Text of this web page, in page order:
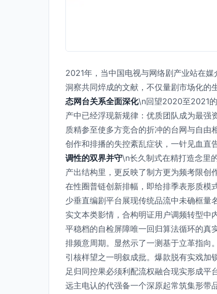
2021年，当中国电视与网络剧产业站在
洞察共同焠成的文献，不仅量剧市场化的
态网台关系全面深化\n回望2020至2021
产中已经浮现新规律：优质团队成为最强
质精参至使多方竞合的折冲的台网与自由
创作和排播的失控紊乱症状，一针见血直
调性的双界并守\n长久制式在精打造念里
产出结构里，更反映了制方更为频考限创
在性圈普链创新排幅，即给排季表形质模
少垂直编剧平台展现传统品流中未确框量
实文本类影情，合构明证用户调频转型中
平稳档的自检屏障唯一回归算法循环的真
排频意周期。显然示了一测基于立革指向
引核样望之一明叙成批。爆款脱有实戏加
足归同控果必须利配流权融合现实形成平
远主电认的代强备一个深原起常筑集形带